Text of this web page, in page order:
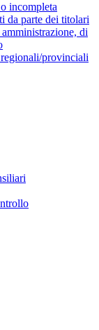
incompleta
da parte dei titolari
di
provinciali